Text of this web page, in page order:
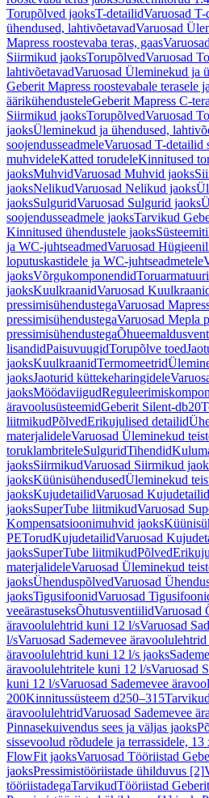
Torupõlved jaoksT-detailidVaruosad
ühendused, lahtivõetavadVaruosad
Mapress roostevaba teras, gaas
Siirmikud jaoksTorupõlvedVaruosad
lahtivõetavadVaruosad Üleminekud ja
Geberit Mapress roostevabale terasele
äärikühendusteleGeberit Mapress C-
Siirmikud jaoksTorupõlvedVaruosad
jaoksÜleminekud ja ühendused,
soojendusseadmeleVaruosad T-detailid
muhvideleKatted torudeleKinnitused
jaoksMuhvidVaruosad Muhvid jaoks
jaoksNelikudVaruosad Nelikud jaoks
jaoksSulguridVaruosad Sulgurid jaoks
soojendusseadmele jaoksTarvikud
Kinnitused ühendustele jaoks
ja WC-juhtseadmedVaruosad
loputuskastidele ja WC-juhtseadmetele
jaoksVõrgukomponendid
jaoksKuulkraanidVaruosad
pressimisühendustegaVaruosad
pressimisühendustegaVaruosad Mepla
pressimisühendustega
lisandidPaisuvuugidTorupõlve toed
jaoksKuulkraanidTermomeetrid
jaoksJaoturid küttekeharingidele
jaoksMöödaviigud
äravoolusüsteemidGeberit Silent-db20
liitmikudPõlvedErikujulised detailid
materjalideleVaruosad Üleminekud
toruklambriteleSulguridTihendid
jaoksSiirmikudVaruosad Siirmikud
jaoksKüünisühendusedÜleminekud
jaoksKujudetailidVaruosad
jaoksSuperTube liitmikudVaruosad
Kompensatsioonimuhvid jaoks
PETorudKujudetailidVaruosad
jaoksSuperTube liitmikudPõlved
materjalideleVaruosad Üleminekud
jaoksÜhenduspõlvedVaruosad
jaoksTigusifoonidVaruosad
veeärastuseksÕhutusventiilidVaruosad
äravoolulehtrid kuni 12 l/sVaruosad
l/sVaruosad Sademevee
äravoolulehtrid kuni 12 l/s jaoks
äravoolulehtritele kuni 12 l/sVaruosad
kuni 12 l/sVaruosad Sademevee
200Kinnitussüsteem d250–315Tarvikud
äravoolulehtridVaruosad Sademevee
Pinnasekuivendus sees ja väljas jaoks
sissevoolud rõdudele ja terrassidele, 13
FlowFit jaoksVaruosad Tööriistad
jaoksPressimistööriistade ühilduvus [2]
tööriistadegaTarvikudTööriistad